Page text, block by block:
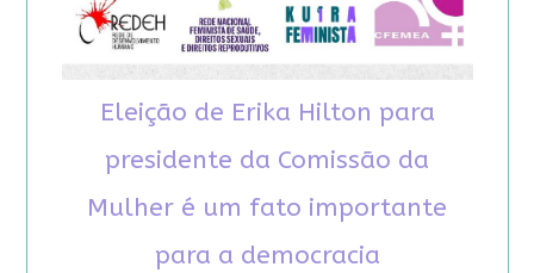
Eleição de Erika Hilton para
presidente da Comissão da
Mulher é um fato importante
para a democracia